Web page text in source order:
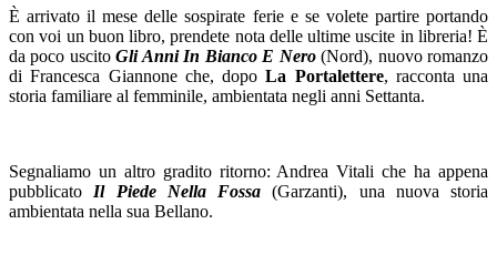
È arrivato il mese delle sospirate ferie e se volete partire portando
con voi un buon libro, prendete nota delle ultime uscite in libreria! È
da poco uscitoGli Anni In Bianco E Nero(Nord), nuovo romanzo
di Francesca Giannone che, dopoLa Portalettere, racconta una
storia familiare al femminile, ambientata negli anni Settanta.
Segnaliamo un altro gradito ritorno: Andrea Vitali che ha appena
pubblicato Il Piede Nella Fossa (Garzanti), una nuova storia
ambientata nella sua Bellano.